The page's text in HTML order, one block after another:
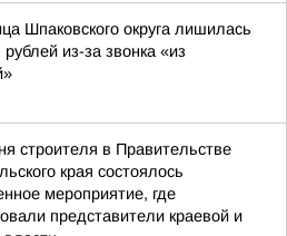
Шпаковского округа лишилась
из-за звонка «из
строителя в Правительстве
края состоялось
мероприятие, где
представители краевой и